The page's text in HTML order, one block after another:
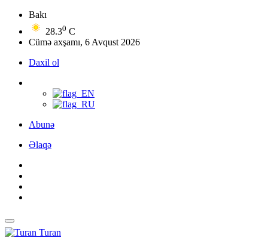
Bakı
28.30 C
Cümə axşamı, 6 Avqust 2026
Daxil ol
Abunə
Əlaqə
Turan